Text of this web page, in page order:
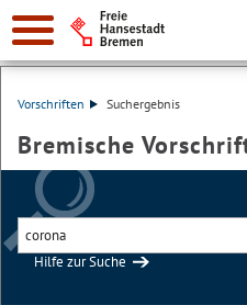
Vorschriften Suchergebnis
Bremische
Hilfe zur Suche